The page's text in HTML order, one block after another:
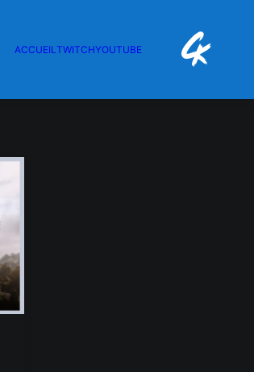
ACCUEILTWITCHYOUTUBE